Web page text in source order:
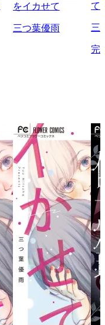
をイカせて
三つ葉優雨
て
三
完